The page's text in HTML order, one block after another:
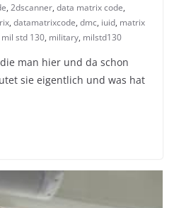
, 2dscanner, data matrix code,
, datamatrixcode, dmc, iuid, matrix
mil std 130, military, milstd130
man hier und da schon
sie eigentlich und was hat